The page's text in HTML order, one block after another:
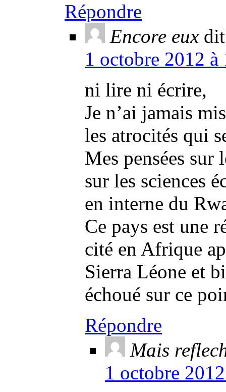
Répondre
Encore eux
1 octobre 2012
ni lire ni écrire,
Je n’ai jamais
les atrocités qui
Mes pensées sur
sur les sciences
en interne du
Ce pays est une
cité en Afrique
Sierra Léone et
échoué sur ce
Répondre
Mais
1 octobre